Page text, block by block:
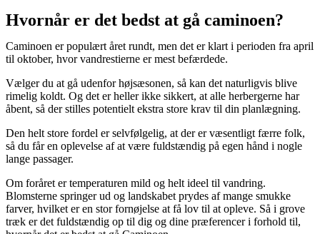
Hvornår er det bedst at gå caminoen?
Caminoen er populært året rundt, men det er klart i perioden fra april
til oktober, hvor vandrestierne er mest befærdede.
Vælger du at gå udenfor højsæsonen, så kan det naturligvis blive
rimelig koldt. Og det er heller ikke sikkert, at alle herbergerne har
åbent, så der stilles potentielt ekstra store krav til din planlægning.
Den helt store fordel er selvfølgelig, at der er væsentligt færre folk,
så du får en oplevelse af at være fuldstændig på egen hånd i nogle
lange passager.
Om foråret er temperaturen mild og helt ideel til vandring.
Blomsterne springer ud og landskabet prydes af mange smukke
farver, hvilket er en stor fornøjelse at få lov til at opleve. Så i grove
træk er det fuldstændig op til dig og dine præferencer i forhold til,